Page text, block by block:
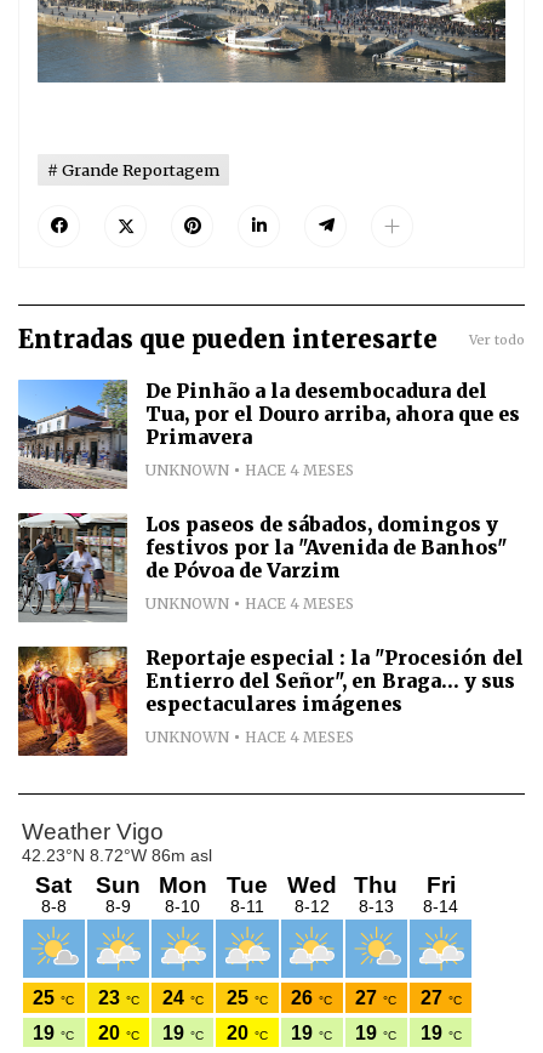
Grande Reportagem
Entradas que pueden interesarte Ver todo
De Pinhão a la desembocadura del
Tua, por el Douro arriba, ahora que es
Primavera
UNKNOWN HACE 4 MESES
Los paseos de sábados, domingos y
festivos por la "Avenida de Banhos"
de Póvoa de Varzim
UNKNOWN HACE 4 MESES
Reportaje especial : la "Procesión del
Entierro del Señor", en Braga... y sus
espectaculares imágenes
UNKNOWN HACE 4 MESES